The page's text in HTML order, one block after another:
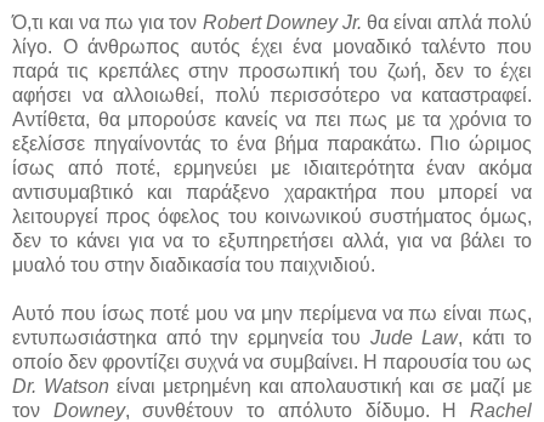
Ό,τι και να πω για τον Robert Downey Jr. θα είναι απλά πολύ
λίγο. Ο άνθρωπος αυτός έχει ένα μοναδικό ταλέντο που
παρά τις κρεπάλες στην προσωπική του ζωή, δεν το έχει
αφήσει να αλλοιωθεί, πολύ περισσότερο να καταστραφεί.
Αντίθετα, θα μπορούσε κανείς να πει πως με τα χρόνια το
εξελίσσε πηγαίνοντάς το ένα βήμα παρακάτω. Πιο ώριμος
ίσως από ποτέ, ερμηνεύει με ιδιαιτερότητα έναν ακόμα
αντισυμαβτικό και παράξενο χαρακτήρα που μπορεί να
λειτουργεί προς όφελος του κοινωνικού συστήματος όμως,
δεν το κάνει για να το εξυπηρετήσει αλλά, για να βάλει το
μυαλό του στην διαδικασία του παιχνιδιού.
Αυτό που ίσως ποτέ μου να μην περίμενα να πω είναι πως,
εντυπωσιάστηκα από την ερμηνεία του Jude Law, κάτι το
οποίο δεν φροντίζει συχνά να συμβαίνει. Η παρουσία του ως
Dr. Watson είναι μετρημένη και απολαυστική και σε μαζί με
τον Downey, συνθέτουν το απόλυτο δίδυμο. ΗRachel